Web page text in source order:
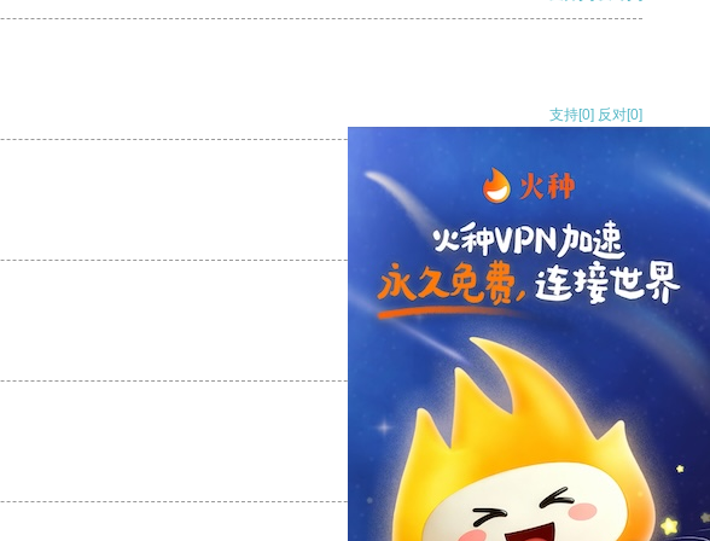
支持[0] 反对[0]
支持[0] 反对
支持
反对 [0]